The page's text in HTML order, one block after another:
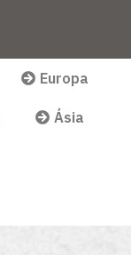
Europa
Ásia